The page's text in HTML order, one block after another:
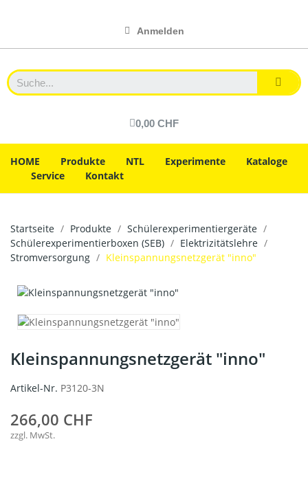
Anmelden
0,00 CHF
HOME Produkte NTL Experimente
Kataloge
Service
Kontakt
Startseite Produkte
Schülerexperimentiergeräte
Schülerexperimentierboxen (SEB)
Elektrizitätslehre
Stromversorgung
Kleinspannungsnetzgerät "inno"
Kleinspannungsnetzgerät "inno"
Artikel-Nr. P3120-3N
266,00 CHF
zzgl. MwSt.